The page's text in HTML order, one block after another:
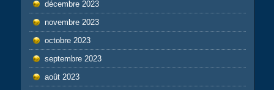
décembre 2023
novembre 2023
octobre 2023
septembre 2023
août 2023